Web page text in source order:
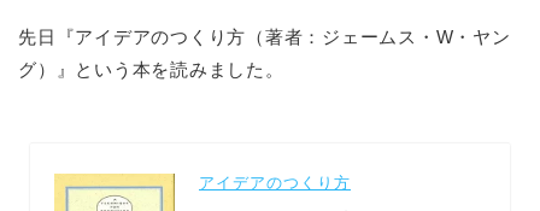
先日『アイデアのつくり方（著者：ジェームス・W・ヤン
グ）』という本を読みました。
アイデアのつくり方